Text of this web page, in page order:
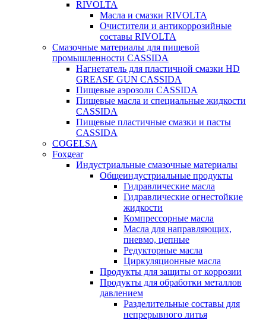
RIVOLTA
Масла и смазки RIVOLTA
Очистители и антикоррозийные
составы RIVOLTA
Смазочные материалы для пищевой
промышленности CASSIDA
Нагнетатель для пластичной смазки HD
GREASE GUN CASSIDA
Пищевые аэрозоли CASSIDA
Пищевые масла и специальные жидкости
CASSIDA
Пищевые пластичные смазки и пасты
CASSIDA
COGELSA
Foxgear
Индустриальные смазочные материалы
Общеиндустриальные продукты
Гидравлические масла
Гидравлические огнестойкие
жидкости
Компрессорные масла
Масла для направляющих,
пневмо, цепные
Редукторные масла
Циркуляционные масла
Продукты для защиты от коррозии
Продукты для обработки металлов
давлением
Разделительные составы для
непрерывного литья